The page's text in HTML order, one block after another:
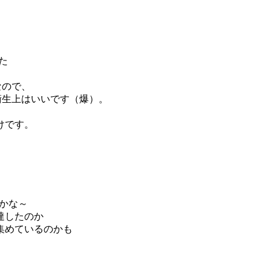
で、
上はいいです（爆）。
す。
な～
したのか
めているのかも